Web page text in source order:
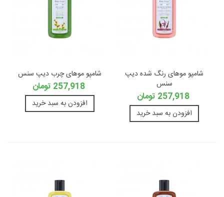
شامپو موهای رنگ شده دیپ
سنس
257,918 تومان
افزودن به سبد خرید
شامپو موهای چرب دیپ سنس
257,918 تومان
افزودن به سبد خرید